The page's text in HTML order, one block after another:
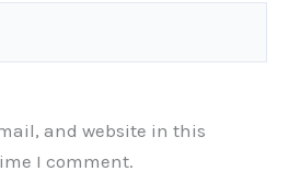
and website in this
I comment.